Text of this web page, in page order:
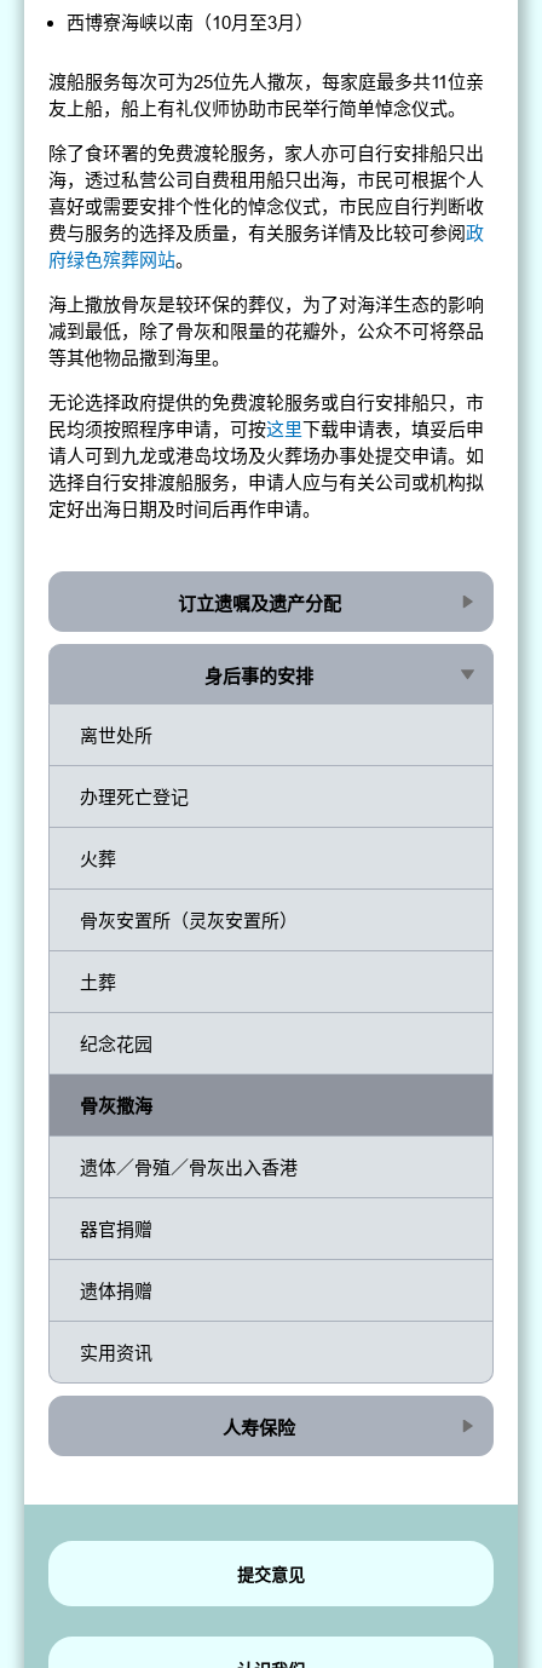
西博寮海峡以南（10月至3月）
渡船服务每次可为25位先人撒灰，每家庭最多共11位亲
友上船，船上有礼仪师协助市民举行简单悼念仪式。
除了食环署的免费渡轮服务，家人亦可自行安排船只出
海，透过私营公司自费租用船只出海，市民可根据个人
喜好或需要安排个性化的悼念仪式，市民应自行判断收
费与服务的选择及质量，有关服务详情及比较可参阅政
府绿色殡葬网站。
海上撒放骨灰是较环保的葬仪，为了对海洋生态的影响
减到最低，除了骨灰和限量的花瓣外，公众不可将祭品
等其他物品撒到海里。
无论选择政府提供的免费渡轮服务或自行安排船只，市
民均须按照程序申请，可按这里下载申请表，填妥后申
请人可到九龙或港岛坟场及火葬场办事处提交申请。如
选择自行安排渡船服务，申请人应与有关公司或机构拟
定好出海日期及时间后再作申请。
订立遗嘱及遗产分配
身后事的安排
实用资讯
遗体捐赠
器官捐赠
遗体／骨殖／骨灰出入香港
骨灰撒海
纪念花园
土葬
骨灰安置所（灵灰安置所）
火葬
办理死亡登记
离世处所
人寿保险
提交意见